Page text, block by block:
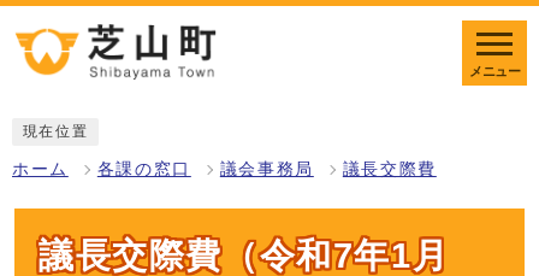
メニュー
現在位置
ホーム 各課の窓口 議会事務局 議長交際費
議長交際費（令和7年1月